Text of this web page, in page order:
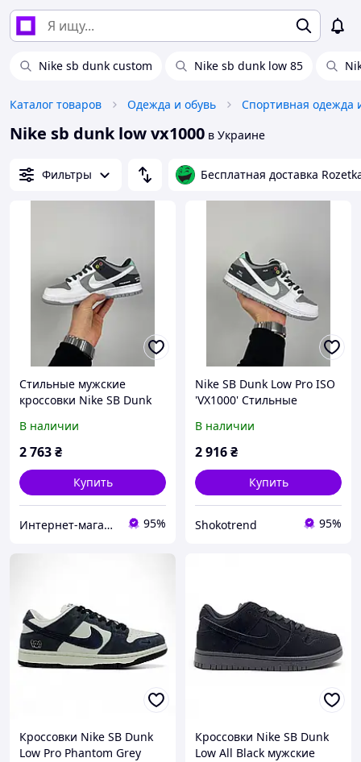
Nike sb dunk custom Nike sb dunk low 85
Каталог товаров Одежда и обувь Спортивная одежда
Nike sb dunk low vx1000 в Украине
Фильтры Бесплатная доставка
Стильные мужские
кроссовки Nike SB Dunk
Крутая мужская обувь
Найк СБ Данк.
В наличии
2 763₴
Купить
Интернет-магазин "Dianora-Style" 95%
Nike SB Dunk Low Pro ISO
'VX1000' Стильные
Крутая мужская обувь
Найк СБ Данк.
В наличии
2 916₴
Купить
Shokotrend 95%
Кроссовки Nike SB Dunk
Low Pro Phantom Grey
Кроссовки Nike SB Dunk
Low All Black мужские